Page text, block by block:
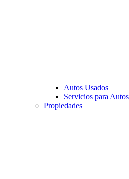
Autos Usados
Servicios para Autos
Propiedades